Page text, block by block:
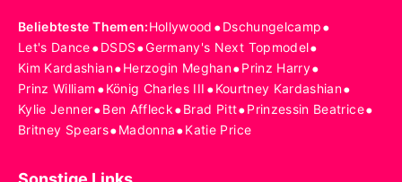
Beliebteste Themen:Hollywood •Dschungelcamp•
Let's Dance•DSDS•Germany's Next Topmodel•
Kim Kardashian•Herzogin Meghan•Prinz Harry•
Prinz William •König Charles III •Kourtney Kardashian•
Kylie Jenner•Ben Affleck•Brad Pitt•Prinzessin Beatrice•
Britney Spears•Madonna•Katie Price